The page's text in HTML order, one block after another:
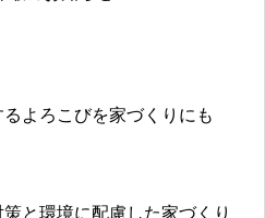
よろこびを家づくりにも
と環境に配慮した家づくり